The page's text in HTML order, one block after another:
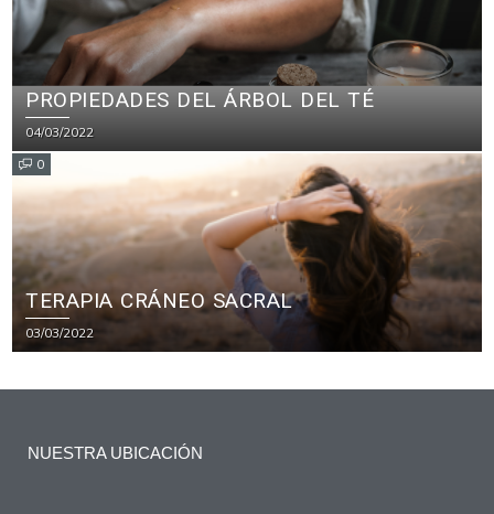
PROPIEDADES DEL ÁRBOL DEL TÉ
04/03/2022
0
TERAPIA CRÁNEO SACRAL
03/03/2022
NUESTRA UBICACIÓN